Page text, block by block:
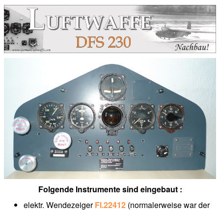
Folgende Instrumente sind eingebaut :
elektr. WendezeigerFl.22412 (normalerweise war der